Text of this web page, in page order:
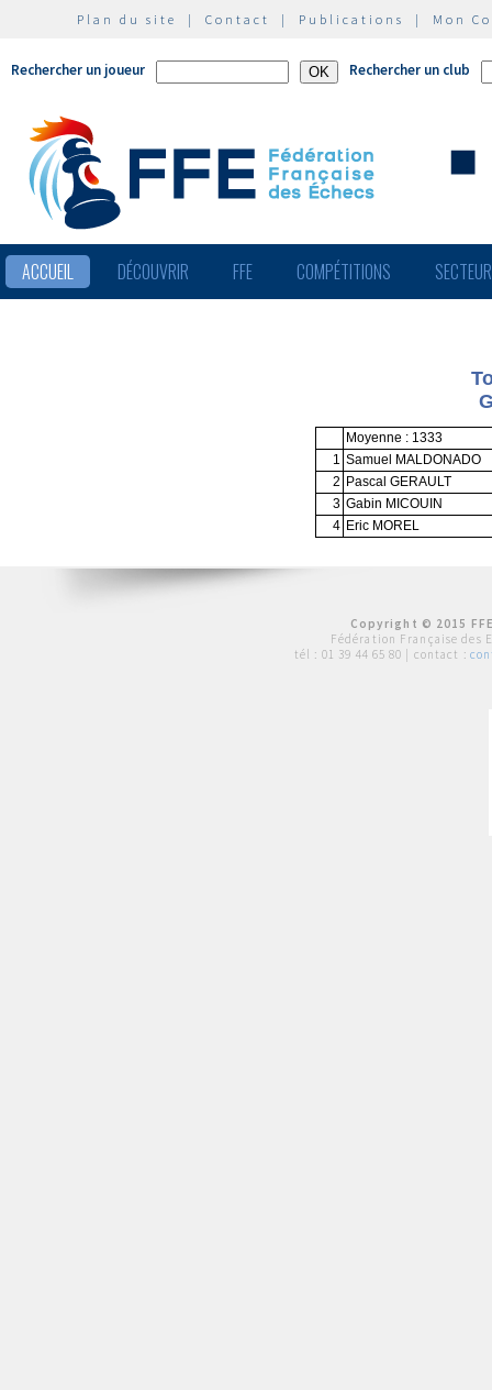
Plan du site | Contact | Publications | Mon
Rechercher un joueur Rechercher un club
ACCUEIL DÉCOUVRIR FFE COMPÉTITIONS
Moyenne : 1333
1 Samuel MALDONADO
2 Pascal GERAULT
3 Gabin MICOUIN
4 Eric MOREL
Copyright © 2015
Fédération Française des
tél : 01 39 44 65 80 | contact :